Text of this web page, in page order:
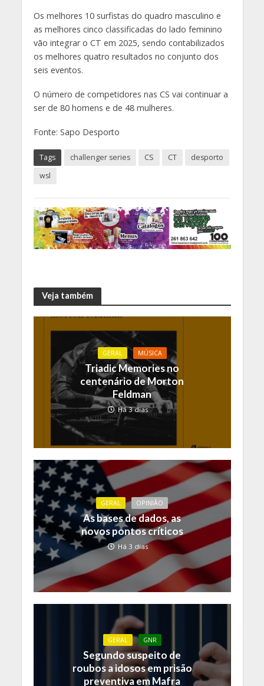
Os melhores 10 surfistas do quadro masculino e
as melhores cinco classificadas do lado feminino
vão integrar o CT em 2025, sendo contabilizados
os melhores quatro resultados no conjunto dos
seis eventos.
O número de competidores nas CS vai continuar a
ser de 80 homens e de 48 mulheres.
Fonte: Sapo Desporto
Tags challenger series CS CT
desporto
wsl
Veja também
GERAL MÚSICA
Triadic Memories no
centenário de Morton
Feldman
Há 3 dias
GERAL OPINIÃO
As bases de dados, as
novos pontos críticos
Há 3 dias
GERAL GNR
Segundo suspeito de
roubos a idosos em prisão
preventiva em Mafra